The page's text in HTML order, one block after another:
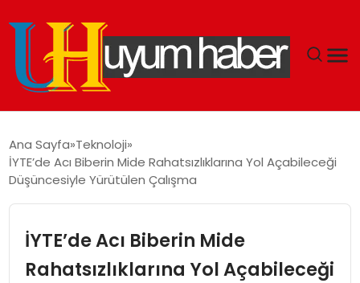
EKONOMI
Ana Sayfa Teknoloji
İYTE’de Acı Biberin Mide Rahatsızlıklarına Yol Açabileceği
Düşüncesiyle Yürütülen Çalışma
İYTE’de Acı Biberin Mide
Rahatsızlıklarına Yol Açabileceği